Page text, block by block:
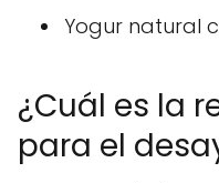
Yogur natural
¿Cuál es la
para el